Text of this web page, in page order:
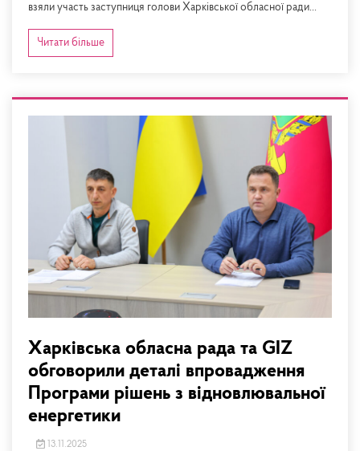
взяли участь заступниця голови Харківської обласної ради...
Читати більше
Харківська обласна рада та GIZ
обговорили деталі впровадження
Програми рішень з відновлювальної
енергетики
13.11.2025